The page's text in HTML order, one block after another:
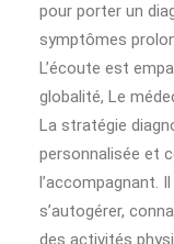
pour porter un
symptômes
L’écoute est
globalité, Le
La stratégie
personnalisée et
l’accompagnant.
s’autogérer,
des activités